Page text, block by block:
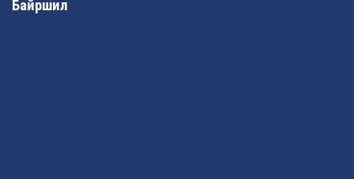
Байршил